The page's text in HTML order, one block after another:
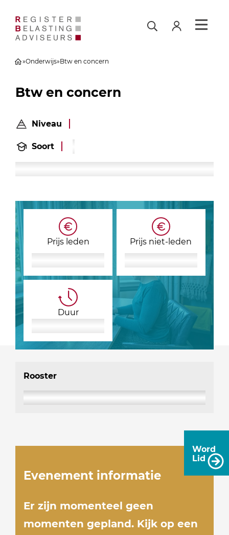
Word
Lid
»Onderwijs»Btw en concern
Btw en concern
Niveau
Soort
Prijs leden Prijs niet-leden
Duur
Rooster
Evenement informatie
Er zijn momenteel geen
momenten gepland. Kijk op een